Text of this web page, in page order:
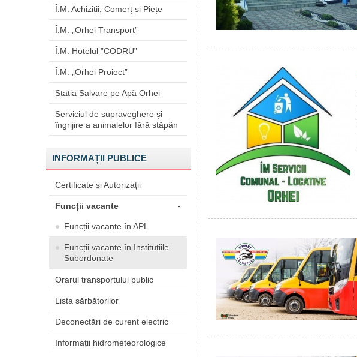
Î.M. Achiziții, Comerț și Piețe
Î.M. „Orhei Transport”
Î.M. Hotelul ”CODRU”
Î.M. „Orhei Proiect”
Stația Salvare pe Apă Orhei
Serviciul de supraveghere și
îngrijire a animalelor fără stăpân
INFORMAȚII PUBLICE
Certificate și Autorizații
Funcții vacante -
Funcții vacante în APL
Funcții vacante în Instituțiile
Subordonate
Orarul transportului public
Lista sărbătorilor
Deconectări de curent electric
Informații hidrometeorologice